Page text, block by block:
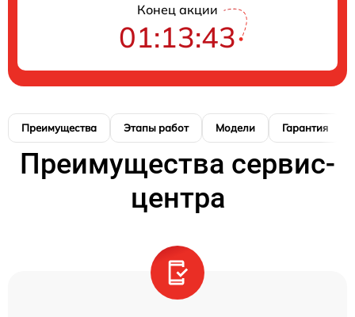
Конец акции
01:13:42
Преимущества Этапы работ Модели Гарантия
Преимущества сервис-
центра